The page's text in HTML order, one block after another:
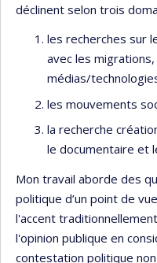
déclinent selon trois
les recherches sur
avec les
médias/
les mouvements
la recherche
le documentaire et
Mon travail aborde des
politique d’un point de
l'accent
l'opinion publique en
contestation politique